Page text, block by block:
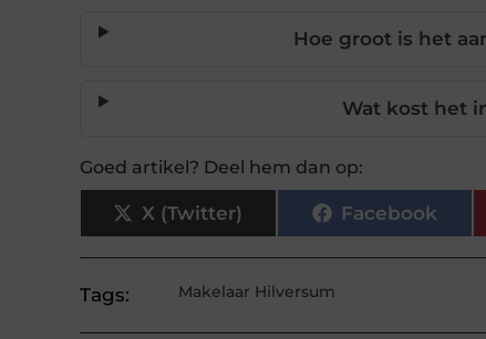
Hoe groot is het
Wat kost het
Goed artikel? Deel hem dan op:
X (Twitter) Facebook
Tags: Makelaar Hilversum